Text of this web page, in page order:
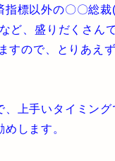
標以外の〇〇総裁
ど、盛りだくさんで
すので、とりあえ
上手いタイミング
します。